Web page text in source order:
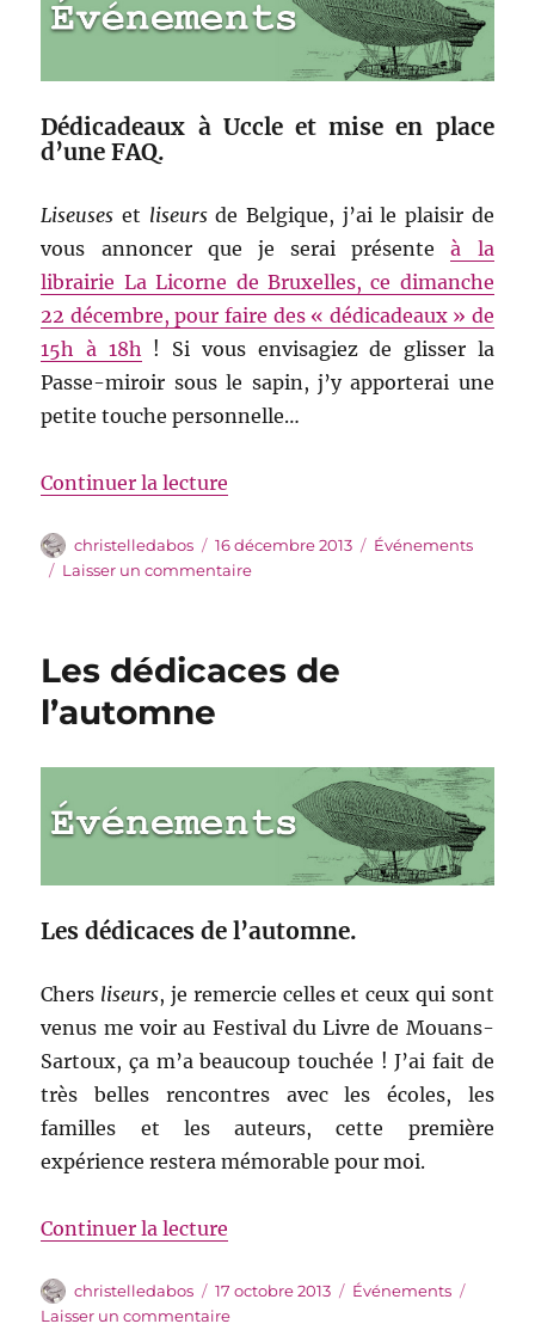
Dédicadeaux à Uccle et mise en place
d’une FAQ.
Liseuses et liseursde Belgique, j’ai le plaisir de
vous annoncer que je serai présenteà la
librairie La Licorne de Bruxelles, ce dimanche
22 décembre, pour faire des « dédicadeaux » de
15h à 18h ! Si vous envisagiez de glisser la
Passe-miroir sous le sapin, j’y apporterai une
petite touche personnelle…
Continuer la lecture
Auteur
christelledabos
Publié
le
16 décembre 2013 Catégories
Événements
Laisser un commentairesur
Licorne
Les dédicaces de
l’automne
Les dédicaces de l’automne.
Chers liseurs, je remercie celles et ceux qui sont
venus me voir au Festival du Livre de Mouans-
Sartoux, ça m’a beaucoup touchée ! J’ai fait de
très belles rencontres avec les écoles, les
familles et les auteurs, cette première
expérience restera mémorable pour moi.
Continuer la lecture
Auteur
christelledabos
Publié
le
17 octobre 2013 Catégories
Événements
Laisser un commentairesur